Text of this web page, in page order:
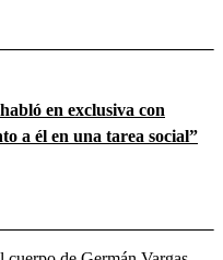
en exclusiva con
a él en una tarea social”